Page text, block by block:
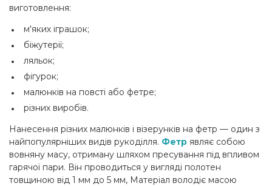
виготовлення:
м'яких іграшок;
біжутерії;
ляльок;
фігурок;
малюнків на повсті або фетре;
різних виробів.
Нанесення різних малюнків і візерунків на фетр — один з
найпопулярніших видів рукоділля. Фетр являє собою
вовняну масу, отриману шляхом пресування під впливом
гарячої пари. Він проводиться у вигляді полотен
товщиною від 1 мм до 5 мм, Матеріал володіє масою